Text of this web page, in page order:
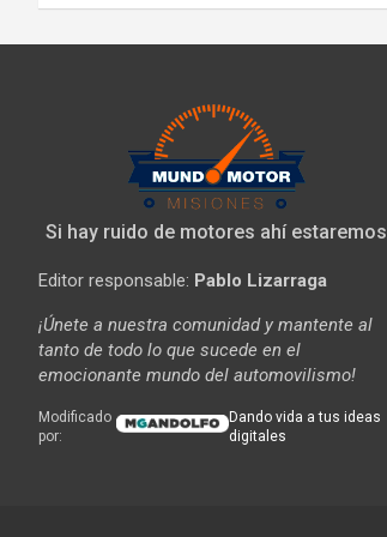
Si hay ruido de motores ahí estaremos
Editor responsable: Pablo Lizarraga
¡Únete a nuestra comunidad y mantente al
tanto de todo lo que sucede en el
emocionante mundo del automovilismo!
Modificado
por:
Dando vida a tus ideas
digitales